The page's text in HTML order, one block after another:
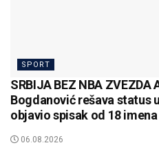
SPORT
SRBIJA BEZ NBA ZVEZDA
Bogdanović rešava status
objavio spisak od 18
06.08.2026